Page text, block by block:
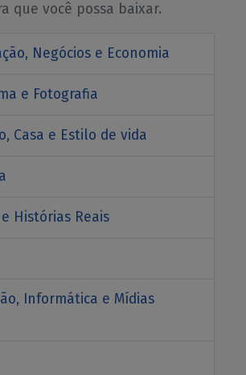
que você possa baixar.
Negócios e Economia
e Fotografia
Casa e Estilo de vida
Histórias Reais
Informática e Mídias